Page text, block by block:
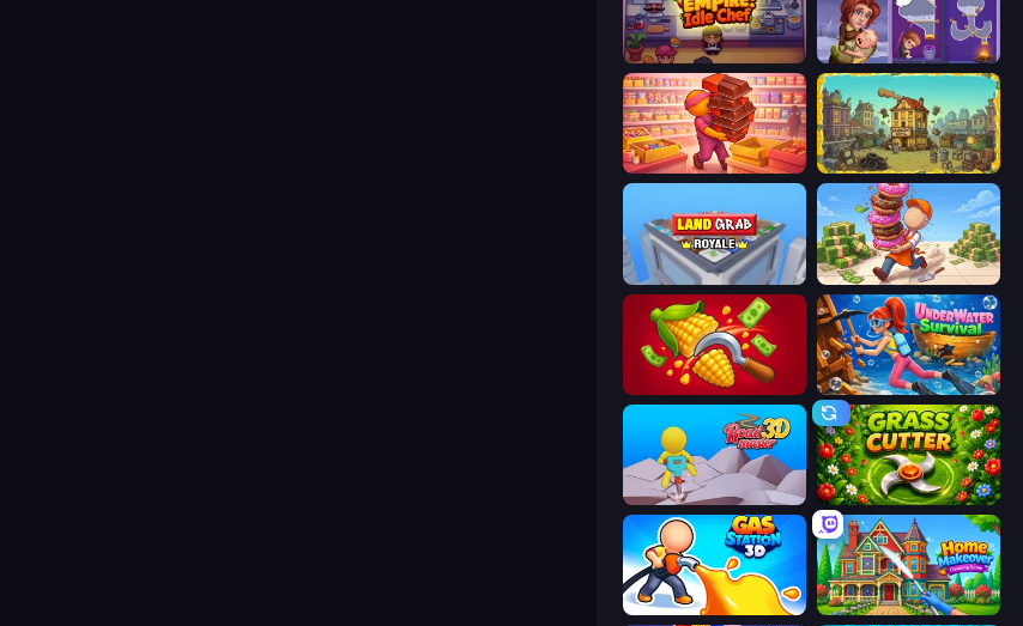
Home Pin 2
Candy Packing Store The Garbaggio Hotel
Landgrab Royale Donut Place
Farm-51: Secret Harvest Underwater Survival
Road Master 3D Grass Cutter
Gas Station 3D Home Makeover Cleaning Game